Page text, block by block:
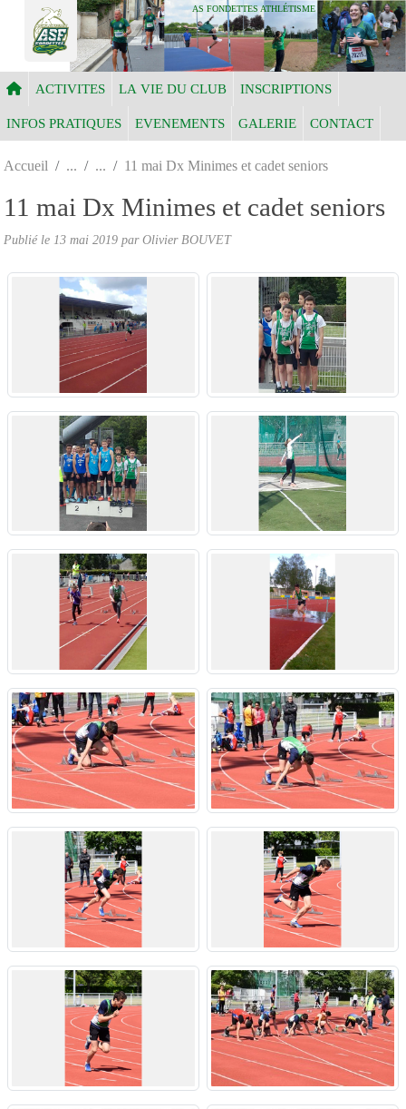
AS FONDETTES ATHLÉTISME
ACTIVITES LA VIE DU CLUB INSCRIPTIONS
INFOS PRATIQUES EVENEMENTS GALERIE CONTACT
Accueil 11 mai Dx Minimes et cadet seniors
11 mai Dx Minimes et cadet seniors
Publié le 13 mai 2019 par Olivier BOUVET
Panneau de gestion des cookies